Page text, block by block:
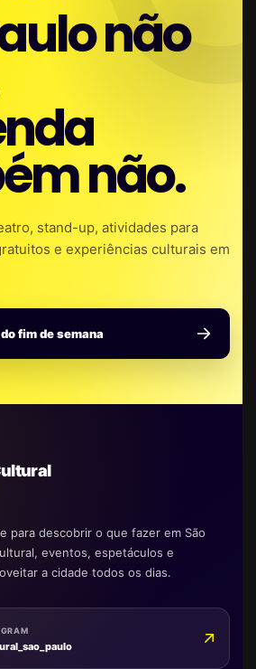
não
não.
stand-up, atividades para
e experiências culturais em
fim de semana
para descobrir o que fazer em São
eventos, espetáculos e
a cidade todos os dias.